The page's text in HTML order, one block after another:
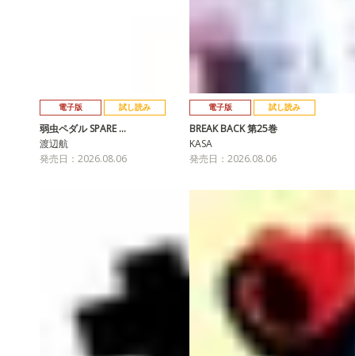
電子版 試し読み
弱虫ペダル SPARE …
渡辺航
発売日：2026.08.06
電子版 試し読み
BREAK BACK 第25巻
KASA
発売日：2026.08.06